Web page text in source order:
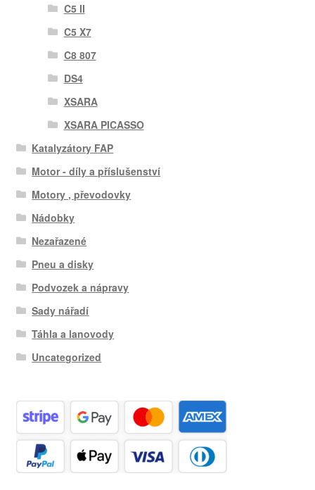
C5 II
C5 X7
C8 807
DS4
XSARA
XSARA PICASSO
Katalyzátory FAP
Motor - díly a příslušenství
Motory , převodovky
Nádobky
Nezařazené
Pneu a disky
Podvozek a nápravy
Sady nářadí
Táhla a lanovody
Uncategorized